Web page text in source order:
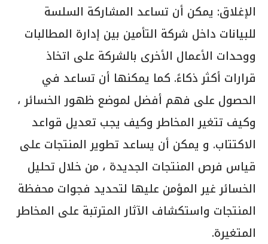
الإغلاق: يمكن أن تساعد المشاركة السلسة
للبيانات داخل شركة التأمين بين إدارة المطالبات
ووحدات الأعمال الأخرى بالشركة على اتخاذ
قرارات أكثر ذكاءً. كما يمكنها أن تساعد في
الحصول على فهم أفضل لموضع ظهور الخسائر ،
وكيف تتغير المخاطر وكيف يجب تعديل قواعد
الاكتتاب. و يمكن أن يساعد تطوير المنتجات على
قياس فرص المنتجات الجديدة ، من خلال تحليل
الخسائر غير المؤمن عليها لتحديد فجوات محفظة
المنتجات واستكشاف الآثار المترتبة على المخاطر
المتغيرة.